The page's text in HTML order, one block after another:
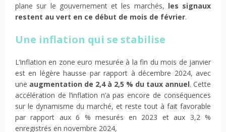
plane sur le gouvernement et les marchés, les signaux
restent au vert en ce début de mois de février.
Une inflation qui se stabilise
L’inflation en zone euro mesurée à la fin du mois de janvier
est en légère hausse par rapport à décembre 2024, avec
une augmentation de 2,4 à 2,5 % du taux annuel. Cette
accélération de l’inflation n’a pas encore de conséquences
sur le dynamisme du marché, et reste tout à fait favorable
par rapport aux 6 % mesurés en 2023 et aux 3,2 %
enregistrés en novembre 2024,